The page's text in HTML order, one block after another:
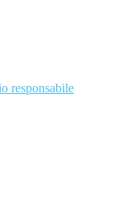
responsabile